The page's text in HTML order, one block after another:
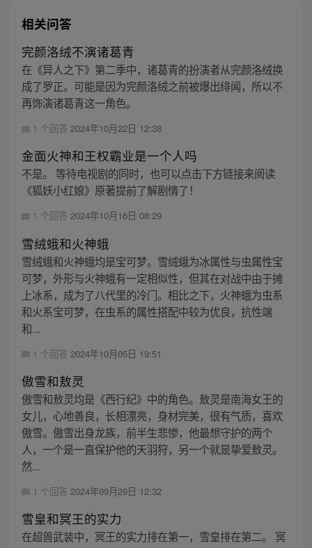
相关问答
完颜洛绒不演诸葛青
在《异人之下》第二季中，诸葛青的扮演者从完颜洛绒换
成了罗正。可能是因为完颜洛绒之前被爆出绯闻，所以不
再饰演诸葛青这一角色。
1 个回答 2024年10月22日 12:38
金面火神和王权霸业是一个人吗
不是。 等待电视剧的同时，也可以点击下方链接来阅读
《狐妖小红娘》原著提前了解剧情了！
1 个回答 2024年10月16日 08:29
雪绒蛾和火神蛾
雪绒蛾和火神蛾均是宝可梦。雪绒蛾为冰属性与虫属性宝
可梦，外形与火神蛾有一定相似性，但其在对战中由于摊
上冰系，成为了八代里的冷门。相比之下，火神蛾为虫系
和火系宝可梦，在虫系的属性搭配中较为优良，抗性端
和...
1 个回答 2024年10月05日 19:51
傲雪和敖灵
傲雪和敖灵均是《西行纪》中的角色。敖灵是南海女王的
女儿，心地善良，长相漂亮，身材完美，很有气质，喜欢
傲雪。傲雪出身龙族，前半生悲惨，他最想守护的两个
人，一个是一直保护他的天羽狩，另一个就是挚爱敖灵。
然...
1 个回答 2024年09月29日 12:32
雪皇和冥王的实力
在超兽武装中，冥王的实力排在第一，雪皇排在第二。 冥